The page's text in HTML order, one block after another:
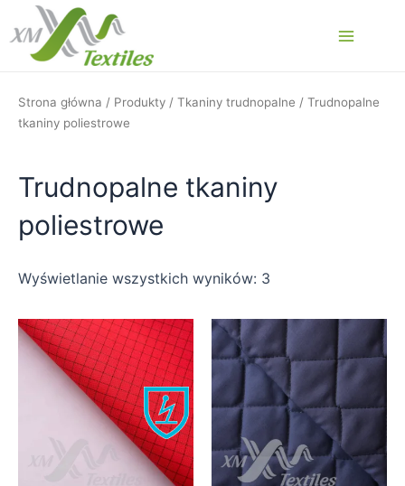
Przejdź
do
treści
Strona główna / Produkty / Tkaniny trudnopalne / Trudnopalne
tkaniny poliestrowe
Trudnopalne tkaniny
poliestrowe
Wyświetlanie wszystkich wyników: 3